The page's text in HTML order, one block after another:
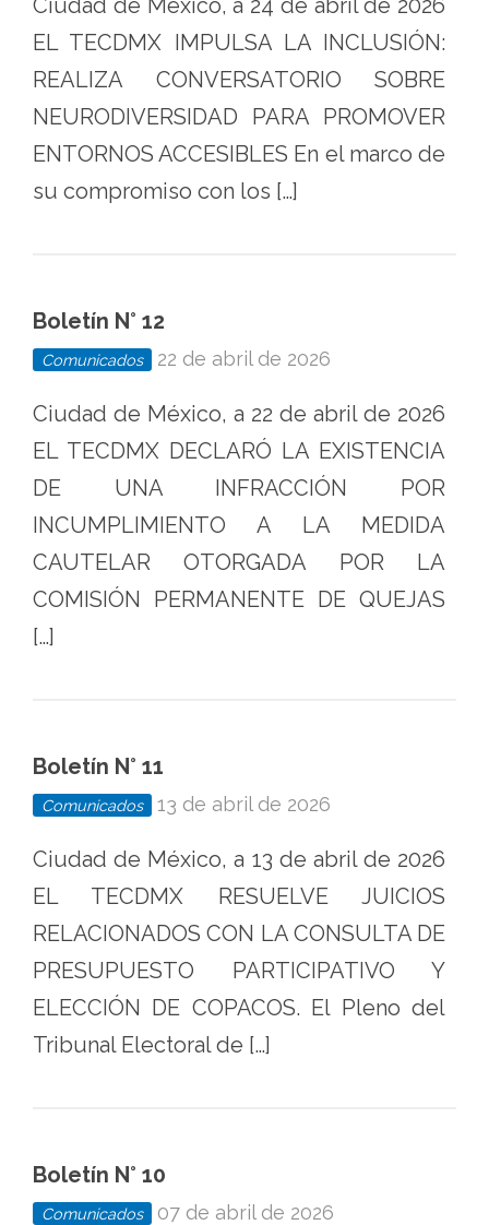
Ciudad de México, a 24 de abril de 2026
EL TECDMX IMPULSA LA INCLUSIÓN:
REALIZA CONVERSATORIO SOBRE
NEURODIVERSIDAD PARA PROMOVER
ENTORNOS ACCESIBLES En el marco de
su compromiso con los […]
Boletín N° 12
Comunicados 22 de abril de 2026
Ciudad de México, a 22 de abril de 2026
EL TECDMX DECLARÓ LA EXISTENCIA
DE UNA INFRACCIÓN POR
INCUMPLIMIENTO A LA MEDIDA
CAUTELAR OTORGADA POR LA
COMISIÓN PERMANENTE DE QUEJAS
[…]
Boletín N° 11
Comunicados 13 de abril de 2026
Ciudad de México, a 13 de abril de 2026
EL TECDMX RESUELVE JUICIOS
RELACIONADOS CON LA CONSULTA DE
PRESUPUESTO PARTICIPATIVO Y
ELECCIÓN DE COPACOS. El Pleno del
Tribunal Electoral de […]
Boletín N° 10
Comunicados 07 de abril de 2026